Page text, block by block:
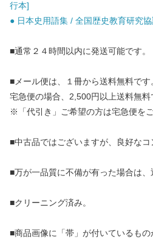
行本]
● 日本史用語集 / 全国歴史教育研究
■通常２４時間以内に発送可能です。
■メール便は、１冊から送料無料です
宅急便の場合、2,500円以上送料無料
※「代引き」ご希望の方は宅急便をご
■中古品ではございますが、良好なコ
■万が一品質に不備が有った場合は、
■クリーニング済み。
■商品画像に「帯」が付いているも